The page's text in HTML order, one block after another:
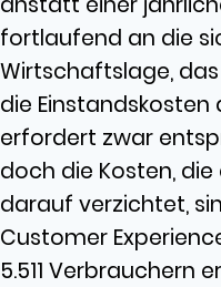
fortlaufend an die
Wirtschaftslage,
die Einstandskosten
erfordert zwar
doch die Kosten,
darauf verzichtet,
Customer
5.511 Verbrauchern